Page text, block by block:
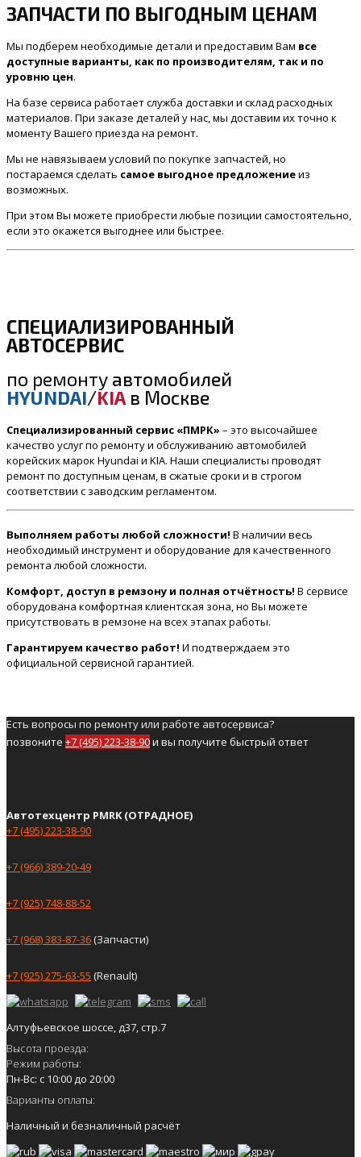
ЗАПЧАСТИ ПО ВЫГОДНЫМ ЦЕНАМ
Мы подберем необходимые детали и предоставим Вам все
доступные варианты, как по производителям, так и по
уровню цен.
На базе сервиса работает служба доставки и склад расходных
материалов. При заказе деталей у нас, мы доставим их точно к
моменту Вашего приезда на ремонт.
Мы не навязываем условий по покупке запчастей, но
постараемся сделать самое выгодное предложениеиз
возможных.
При этом Вы можете приобрести любые позиции самостоятельно,
если это окажется выгоднее или быстрее.
СПЕЦИАЛИЗИРОВАННЫЙ
АВТОСЕРВИС
по ремонту автомобилей
HYUNDAI/KIA в Москве
Специализированный сервис «ПМРК» – это высочайшее
качество услуг по ремонту и обслуживанию автомобилей
корейских марок Hyundai и KIA. Наши специалисты проводят
ремонт по доступным ценам, в сжатые сроки и в строгом
соответствии с заводским регламентом.
Выполняем работы любой сложности! В наличии весь
необходимый инструмент и оборудование для качественного
ремонта любой сложности.
Комфорт, доступ в ремзону и полная отчётность! В сервисе
оборудована комфортная клиентская зона, но Вы можете
присутствовать в ремзоне на всех этапах работы.
Гарантируем качество работ! И подтверждаем это
официальной сервисной гарантией.
Есть вопросы по ремонту или работе автосервиса?
позвоните +7 (495) 223-38-90и вы получите быстрый ответ
Автотехцентр PMRK (ОТРАДНОЕ)
+7 (495) 223-38-90
+7 (966) 389-20-49
+7 (925) 748-88-52
+7 (968) 383-87-36(Запчасти)
+7 (925) 275-63-55 (Renault)
Алтуфьевское шоссе, д37, стр.7
Высота проезда:
Режим работы:
Пн-Вс: с 10:00 до 20:00
Варианты оплаты:
Наличный и безналичный расчёт